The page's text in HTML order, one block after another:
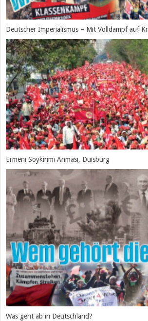
Deutscher Imperialismus – Mit Volldampf auf
Ermeni Soykırımı Anması, Duisburg
Was geht ab in Deutschland?